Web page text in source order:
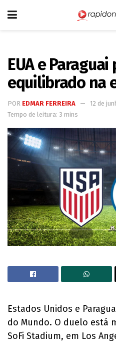
EUA e
equilibrado na
POR EDMAR FERREIRA
12 de
Tempo de leitura: 3 mins
Estados Unidos e
do Mundo. O duelo está
SoFi Stadium, em Los